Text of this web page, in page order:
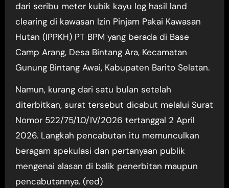
dari seribu meter kubik kayu log hasil land
clearing di kawasan Izin Pinjam Pakai Kawasan
Hutan (IPPKH) PT BPM yang berada di Base
Camp Arang, Desa Bintang Ara, Kecamatan
Gunung Bintang Awai, Kabupaten Barito Selatan.
Namun, kurang dari satu bulan setelah
diterbitkan, surat tersebut dicabut melalui Surat
Nomor 522/75/1.0/IV/2026 tertanggal 2 April
2026. Langkah pencabutan itu memunculkan
beragam spekulasi dan pertanyaan publik
mengenai alasan di balik penerbitan maupun
pencabutannya. (red)